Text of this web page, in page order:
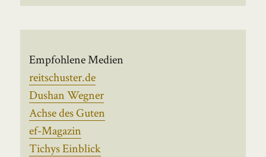
Empfohlene Medien
reitschuster.de
Dushan Wegner
Achse des Guten
ef-Magazin
Tichys Einblick